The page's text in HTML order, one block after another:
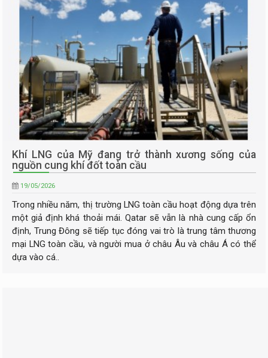
Khí LNG của Mỹ đang trở thành xương sống của
nguồn cung khí đốt toàn cầu
19/05/2026
Trong nhiều năm, thị trường LNG toàn cầu hoạt động dựa trên
một giả định khá thoải mái. Qatar sẽ vẫn là nhà cung cấp ổn
định, Trung Đông sẽ tiếp tục đóng vai trò là trung tâm thương
mại LNG toàn cầu, và người mua ở châu Âu và châu Á có thể
dựa vào cá..